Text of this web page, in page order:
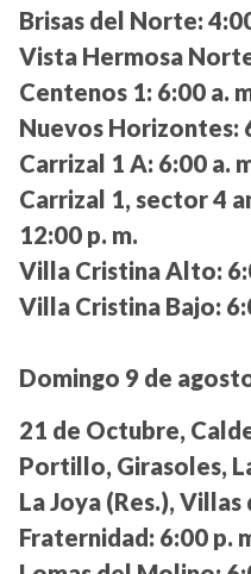
Brisas del Norte:
Vista Hermosa
Centenos 1: 6:00 a.
Nuevos Horizontes:
Carrizal 1 A: 6:00 a.
Carrizal 1, sector 4
12:00 p. m.
Villa Cristina Alto:
Villa Cristina Bajo:
Domingo 9 de
21 de Octubre,
Portillo, Girasoles,
La Joya (Res.),
Fraternidad: 6:00 p.